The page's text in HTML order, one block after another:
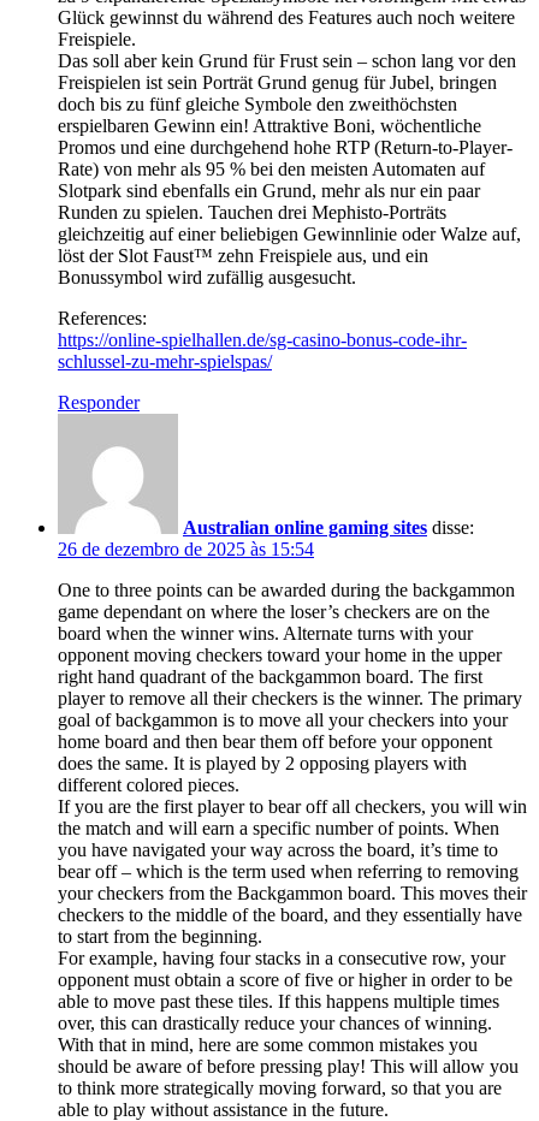
Glück gewinnst du während des Features auch noch weitere
Freispiele.
Das soll aber kein Grund für Frust sein – schon lang vor den
Freispielen ist sein Porträt Grund genug für Jubel, bringen
doch bis zu fünf gleiche Symbole den zweithöchsten
erspielbaren Gewinn ein! Attraktive Boni, wöchentliche
Promos und eine durchgehend hohe RTP (Return-to-Player-
Rate) von mehr als 95 % bei den meisten Automaten auf
Slotpark sind ebenfalls ein Grund, mehr als nur ein paar
Runden zu spielen. Tauchen drei Mephisto-Porträts
gleichzeitig auf einer beliebigen Gewinnlinie oder Walze auf,
löst der Slot Faust™ zehn Freispiele aus, und ein
Bonussymbol wird zufällig ausgesucht.
References:
https://online-spielhallen.de/sg-casino-bonus-code-ihr-
schlussel-zu-mehr-spielspas/
Responder
Australian online gaming sites disse:
26 de dezembro de 2025 às 15:54
One to three points can be awarded during the backgammon
game dependant on where the loser’s checkers are on the
board when the winner wins. Alternate turns with your
opponent moving checkers toward your home in the upper
right hand quadrant of the backgammon board. The first
player to remove all their checkers is the winner. The primary
goal of backgammon is to move all your checkers into your
home board and then bear them off before your opponent
does the same. It is played by 2 opposing players with
different colored pieces.
If you are the first player to bear off all checkers, you will win
the match and will earn a specific number of points. When
you have navigated your way across the board, it’s time to
bear off – which is the term used when referring to removing
your checkers from the Backgammon board. This moves their
checkers to the middle of the board, and they essentially have
to start from the beginning.
For example, having four stacks in a consecutive row, your
opponent must obtain a score of five or higher in order to be
able to move past these tiles. If this happens multiple times
over, this can drastically reduce your chances of winning.
With that in mind, here are some common mistakes you
should be aware of before pressing play! This will allow you
to think more strategically moving forward, so that you are
able to play without assistance in the future.